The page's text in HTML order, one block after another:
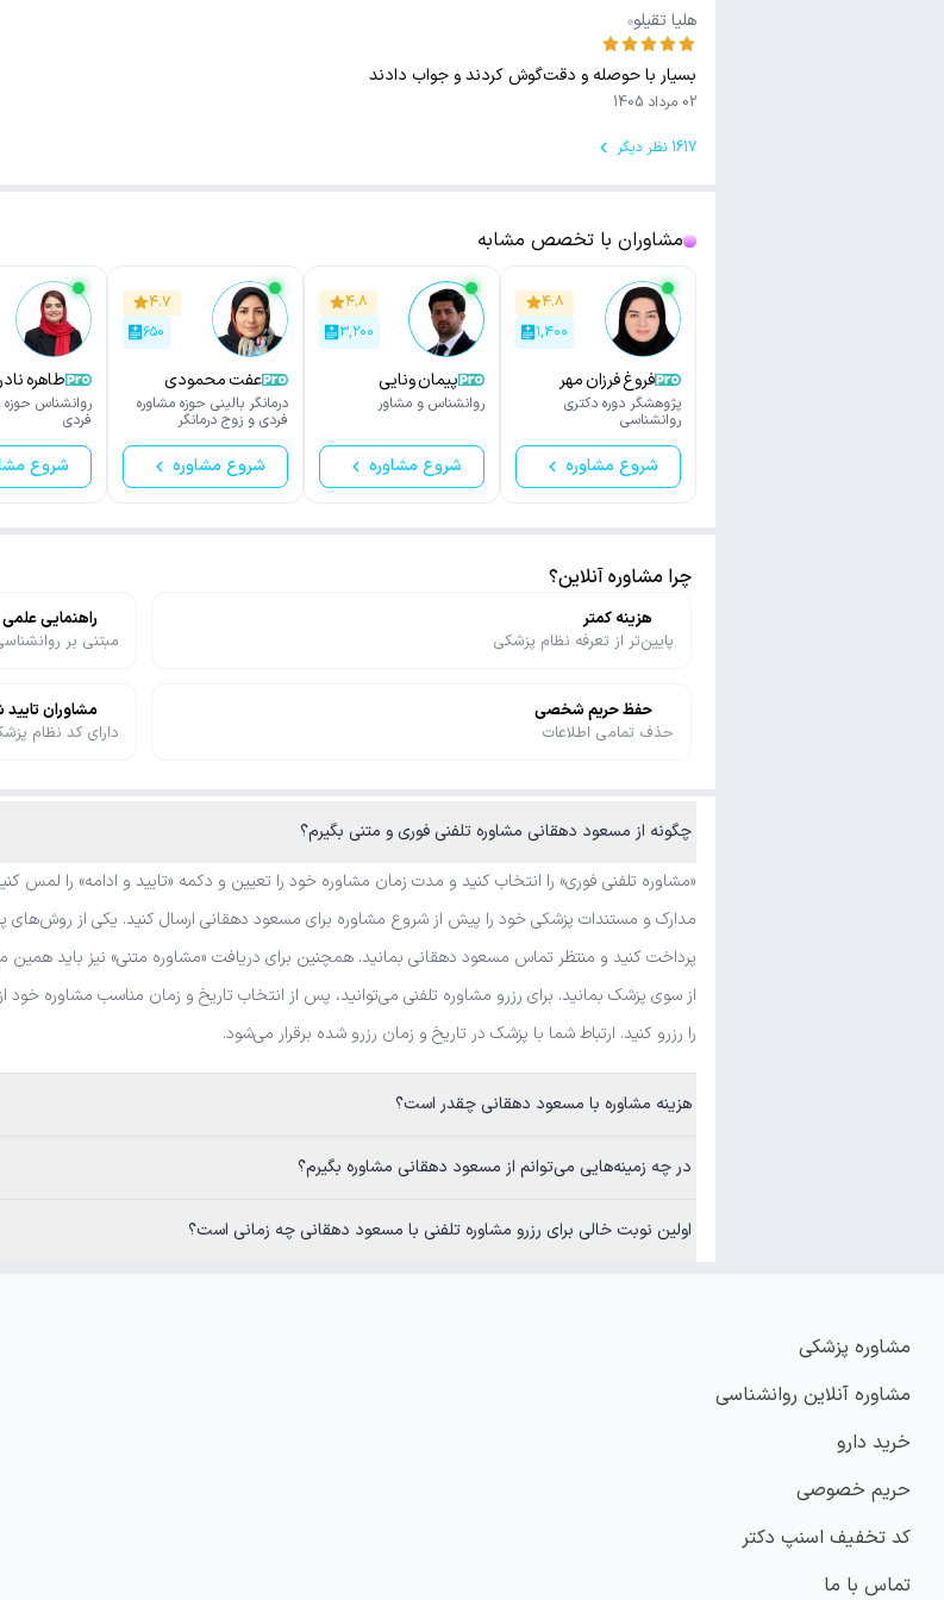
هليا تقيلو
بسیار با حوصله و دقت‌گوش کردند و جواب دادند
02 مرداد 1405
1617 نظر دیگر
مشاوران با تخصص مشابه
۴.۸
۱,۴۰۰
فروغ فرزان مهر
پژوهشگر دوره دکتری
روانشناسی
شروع مشاوره
۴.۸
۳,۲۰۰
پیمان ونایی
روانشناس و مشاور
شروع مشاوره
۴.۷
۶۵۰
عفت محمودی
درمانگر بالینی حوزه مشاوره
فردى و زوج درمانگر
شروع مشاوره
طاهره نادری جلودار
روانشناس
فردی
شروع
چرا مشاوره آنلاین؟
هزینه کمتر
پایین‌تر از تعرفه نظام پزشکی
راهنمایی علمی
مبتنی بر
حفظ حریم شخصی
حذف تمامی اطلاعات
مشاوران
دارای کد نظام
چگونه از مسعود دهقانی مشاوره تلفنی فوری و متنی بگیرم؟
«مشاوره تلفنی فوری» را انتخاب کنید و مدت زمان مشاوره خود را تعیین و دکمه «تایید و ادامه» را
مدارک و مستندات پزشکی خود را پیش از شروع مشاوره برای مسعود دهقانی ارسال کنید. یکی از روش‌های
پرداخت کنید و منتظر تماس مسعود دهقانی بمانید. همچنین برای دریافت «مشاوره متنی» نیز باید همین
از سوی پزشک بمانید. برای رزرو مشاوره تلفنی می‌توانید، پس از انتخاب تاریخ و زمان مناسب مشاوره
را رزرو کنید. ارتباط شما با پزشک در تاریخ و زمان رزرو شده برقرار می‌شود.
هزینه مشاوره با مسعود دهقانی چقدر است؟
در چه زمینه‌هایی می‌توانم از مسعود دهقانی مشاوره بگیرم؟
اولین نوبت خالی برای رزرو مشاوره تلفنی با مسعود دهقانی چه زمانی است؟
مشاوره پزشکی
مشاوره آنلاین روانشناسی
خرید دارو
حریم خصوصی
کد تخفیف اسنپ دکتر
تماس با ما